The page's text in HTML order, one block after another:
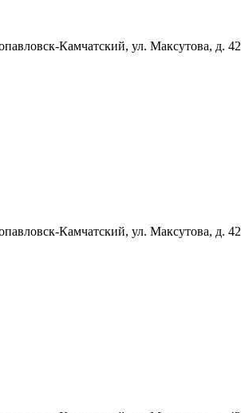
Камчатский, ул. Максутова, д. 42
Камчатский, ул. Максутова, д. 42